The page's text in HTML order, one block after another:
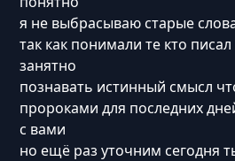
я не выбрасываю старые
так как понимали те кто
занятно
познавать истинный смысл
пророками для последних
с вами
но ещё раз уточним сегодня